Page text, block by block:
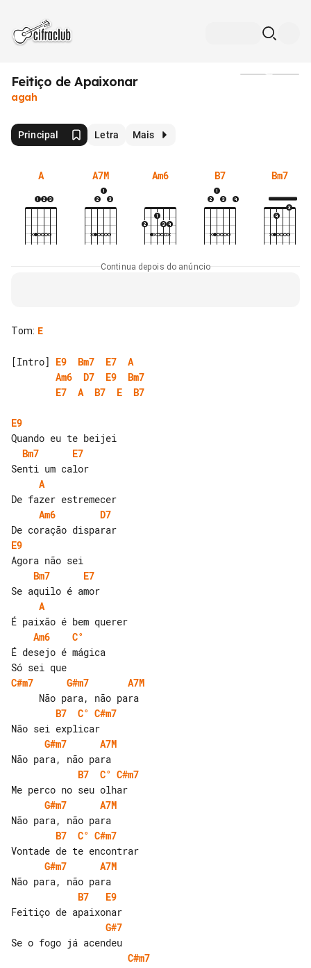
Feitiço de Apaixonar
agah
Principal Letra Mais
A A7M Am6 B7 Bm7
Continua depois do anúncio
Tom: E
[Intro] E9 Bm7 E7
A
Am6
D7 E9
Bm7
E7
A B7 E B7
E9
Bm7
E7
A
Am6
D7
E9
Bm7
E7
A
Am6
C°
É desejo é mágica
C#m7
G#m7
A7M
B7
C° C#m7
G#m7
A7M
B7
C° C#m7
G#m7
A7M
B7
C° C#m7
G#m7
A7M
B7
E9
G#7
C#m7